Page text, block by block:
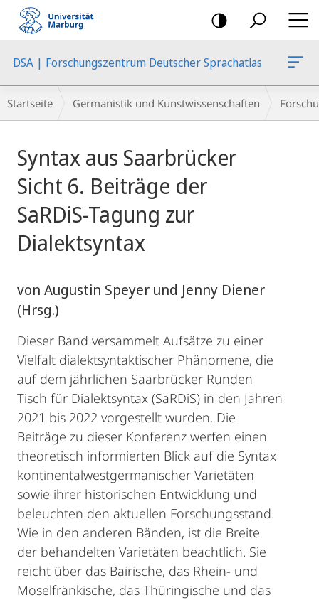
Mobile-
Navigation
DSA | Forschungszentrum Deutscher Sprachatlas
Breadcrumb-
Navigation
Startseite Germanistik und Kunstwissenschaften
Syntax aus Saarbrücker
Sicht 6. Beiträge der
SaRDiS-Tagung zur
Dialektsyntax
von Augustin Speyer und Jenny Diener
(Hrsg.)
Dieser Band versammelt Aufsätze zu einer
Vielfalt dialektsyntaktischer Phänomene, die
auf dem jährlichen Saarbrücker Runden
Tisch für Dialektsyntax (SaRDiS) in den Jahren
2021 bis 2022 vorgestellt wurden. Die
Beiträge zu dieser Konferenz werfen einen
theoretisch informierten Blick auf die Syntax
kontinentalwestgermanischer Varietäten
sowie ihrer historischen Entwicklung und
beleuchten den aktuellen Forschungsstand.
Wie in den anderen Bänden, ist die Breite
der behandelten Varietäten beachtlich. Sie
reicht über das Bairische, das Rhein- und
Moselfränkische, das Thüringische und das